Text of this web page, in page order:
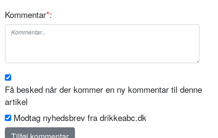
Kommentar*:
Få besked når der kommer en ny kommentar til denne
artikel
Modtag nyhedsbrev fra drikkeabc.dk